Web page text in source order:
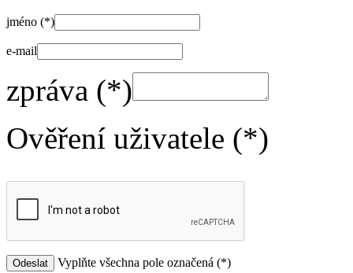
jméno (*)
e-mail
zpráva (*)
Ověření uživatele (*)
Vyplňte všechna pole označená (*)